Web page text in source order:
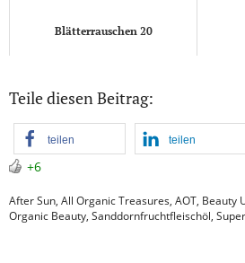
Blätterrauschen 20
Teile diesen Beitrag:
teilen teilen
+6
After Sun, All Organic Treasures, AOT, Beauty
Organic Beauty, Sanddornfruchtfleischöl,